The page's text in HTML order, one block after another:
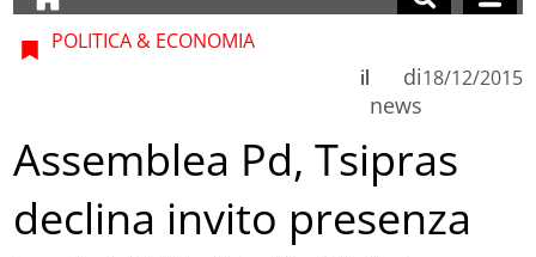
POLITICA & ECONOMIA
di
news
il 18/12/2015
Assemblea Pd, Tsipras
declina invito presenza